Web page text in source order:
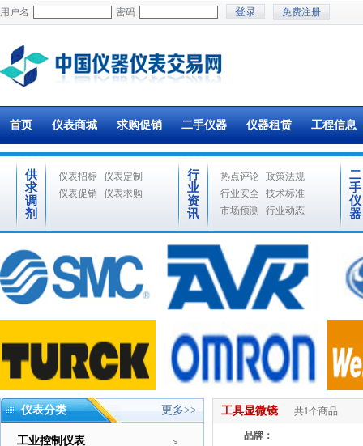
用户名 密码 免费注册
首页 仪表商城 求购促销 二手仪器 仪器租赁 工程信息
供
求
调
剂
仪表招标 仪表定制
仪表促销
仪表求购
行
业
资
讯
热点评论 政策法规
行业安全
技术标准
市场预测
行业动态
二
手
仪
器
仪表分类 更多>>
>
工业控制仪表
工具显微镜 共1个商品
品牌：